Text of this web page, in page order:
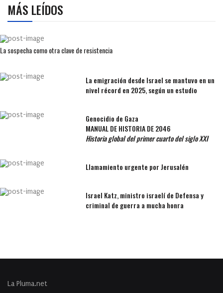
MÁS LEÍDOS
La sospecha como otra clave de resistencia
La emigración desde Israel se mantuvo en un
nivel récord en 2025, según un estudio
Genocidio de Gaza
MANUAL DE HISTORIA DE 2046
Historia global del primer cuarto del siglo XXI
Llamamiento urgente por Jerusalén
Israel Katz, ministro israelí de Defensa y
criminal de guerra a mucha honra
La Pluma.net